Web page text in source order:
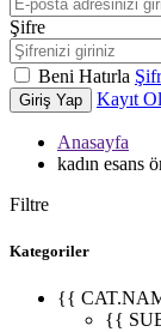
Şifre
Beni Hatırla
Giriş Yap Kayıt Ol
Anasayfa
kadın esans
Filtre
Kategoriler
{{
{{